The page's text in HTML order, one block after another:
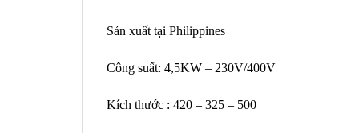
Sản xuất tại Philippines
Công suất: 4,5KW – 230V/400V
Kích thước : 420 – 325 – 500